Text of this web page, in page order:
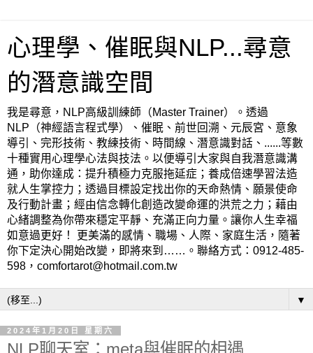
心理學、催眠與NLP...尋意
的潛意識空間
我是尋意，NLP高級訓練師（Master Trainer）。透過
NLP（神經語言程式學）、催眠、前世回溯、元辰宮、意象
導引、完形技術、教練技術、時間線、潛意識對話、......等數
十種實用心理學心法與技法。以便導引大家與自我潛意識溝
通，助你達成：提升積極力克服拖延症；養成倍速學習法造
就人生掌控力；透過目標設定找出你的天命熱情、願景使命
及行動計畫；經由信念轉化創造改變命運的洪荒之力；藉由
心緒調整為你帶來穩定平靜、充滿正向力量。讓你人生幸福
如意過更好！ 更美滿的感情、職場、人際、家庭生活，隨著
你下定決心開始改變，即將來到……。聯絡方式：0912-485-
598，comfortarot@hotmail.com.tw
▼
2024年1月20日 星期六
NLP聊天室：meta與催眠的相遇